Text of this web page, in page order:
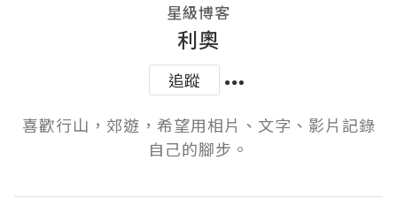
星級博客
利奧
追蹤
喜歡行山，郊遊，希望用相片、文字、影片記錄
自己的腳步。